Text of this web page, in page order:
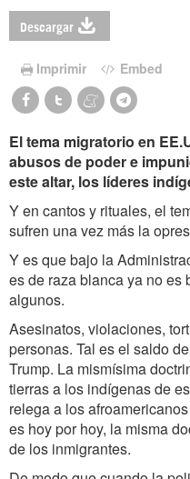
Descargar
Imprimir Embed
El tema migratorio en
abusos de poder e
este altar, los líderes
Y en cantos y rituales, el
sufren una vez más la
Y es que bajo la
es de raza blanca ya no es
algunos.
Asesinatos, violaciones,
personas. Tal es el saldo
Trump. La mismísima
tierras a los indígenas de
relega a los
es hoy por hoy, la misma
de los inmigrantes.